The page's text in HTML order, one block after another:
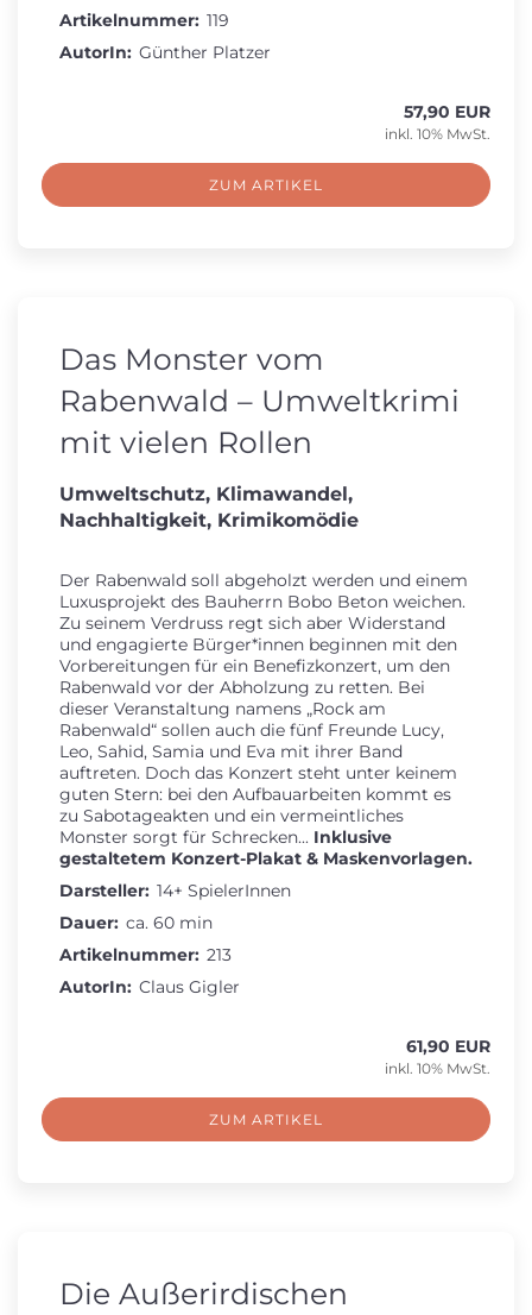
Artikelnummer: 119
AutorIn: Günther Platzer
57,90 EUR
inkl. 10% MwSt.
ZUM ARTIKEL
Das Monster vom
Rabenwald – Umweltkrimi
mit vielen Rollen
Umweltschutz, Klimawandel,
Nachhaltigkeit, Krimikomödie
Der Rabenwald soll abgeholzt werden und einem
Luxusprojekt des Bauherrn Bobo Beton weichen.
Zu seinem Verdruss regt sich aber Widerstand
und engagierte Bürger*innen beginnen mit den
Vorbereitungen für ein Benefizkonzert, um den
Rabenwald vor der Abholzung zu retten. Bei
dieser Veranstaltung namens „Rock am
Rabenwald“ sollen auch die fünf Freunde Lucy,
Leo, Sahid, Samia und Eva mit ihrer Band
auftreten. Doch das Konzert steht unter keinem
guten Stern: bei den Aufbauarbeiten kommt es
zu Sabotageakten und ein vermeintliches
Monster sorgt für Schrecken... Inklusive
gestaltetem Konzert-Plakat & Maskenvorlagen.
Darsteller: 14+ SpielerInnen
Dauer: ca. 60 min
Artikelnummer: 213
AutorIn: Claus Gigler
61,90 EUR
inkl. 10% MwSt.
ZUM ARTIKEL
Die Außerirdischen